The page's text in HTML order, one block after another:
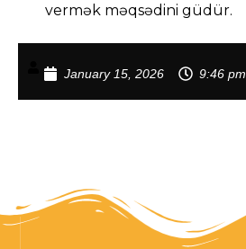
vermək məqsədini güdür.
January 15, 2026 9:46 pm